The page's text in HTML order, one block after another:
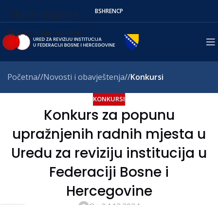
Skip to navigation
Skip to main content
BSHRENСР
Početna/ Novosti i obavještenja/ Konkursi
KONKURSI
Konkurs za popunu
upražnjenih radnih mjesta u
Uredu za reviziju institucija u
Federaciji Bosne i
Hercegovine